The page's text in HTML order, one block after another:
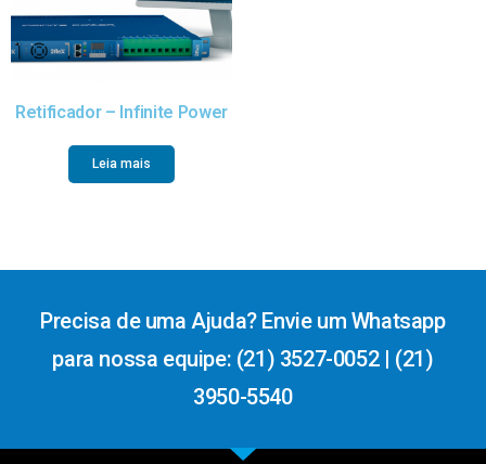
Retificador – Infinite Power
Leia mais
Precisa de uma Ajuda? Envie um Whatsapp
para nossa equipe: (21) 3527-0052 | (21)
3950-5540